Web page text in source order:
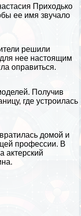
Приходько
ее имя звучало
решили
для нее настоящим
оправиться.
Получив
где устроилась
домой и
профессии. В
актерский